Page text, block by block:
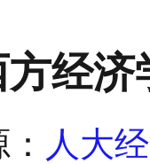
经济
人大